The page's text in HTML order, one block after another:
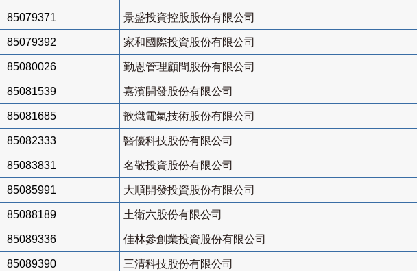
85079371 景盛投資控股股份有限公司
85079392 家和國際投資股份有限公司
85080026 勤恩管理顧問股份有限公司
85081539 嘉濱開發股份有限公司
85081685 歆熾電氣技術股份有限公司
85082333 醫優科技股份有限公司
85083831 名敬投資股份有限公司
85085991 大順開發投資股份有限公司
85088189 土衛六股份有限公司
85089336 佳林參創業投資股份有限公司
85089390 三清科技股份有限公司